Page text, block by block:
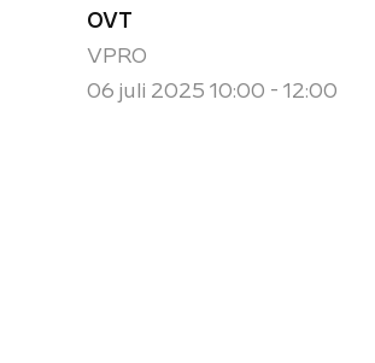
OVT
VPRO
06 juli 2025 10:00 - 12:00